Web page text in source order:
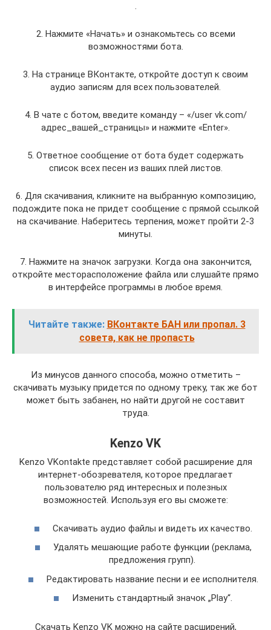
.
2. Нажмите «Начать» и ознакомьтесь со всеми
возможностями бота.
3. На странице ВКонтакте, откройте доступ к своим
аудио записям для всех пользователей.
4. В чате с ботом, введите команду – «/user vk.com/
адрес_вашей_страницы» и нажмите «Enter».
5. Ответное сообщение от бота будет содержать
список всех песен из ваших плей листов.
6. Для скачивания, кликните на выбранную композицию,
подождите пока не придет сообщение с прямой ссылкой
на скачивание. Наберитесь терпения, может пройти 2-3
минуты.
7. Нажмите на значок загрузки. Когда она закончится,
откройте месторасположение файла или слушайте прямо
в интерфейсе программы в любое время.
Читайте также: ВКонтакте БАН или пропал. 3
совета, как не пропасть
Из минусов данного способа, можно отметить –
скачивать музыку придется по одному треку, так же бот
может быть забанен, но найти другой не составит
труда.
Kenzo VK
Kenzo VKontakte представляет собой расширение для
интернет-обозревателя, которое предлагает
пользователю ряд интересных и полезных
возможностей. Используя его вы сможете:
Скачивать аудио файлы и видеть их качество.
Удалять мешающие работе функции (реклама,
предложения групп).
Редактировать название песни и ее исполнителя.
Изменить стандартный значок „Play“.
Скачать Kenzo VK можно на сайте расширений,